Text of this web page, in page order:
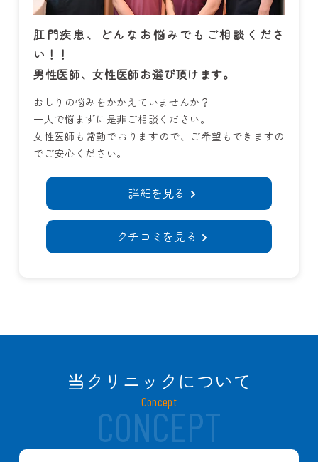
肛門疾患、どんなお悩みでもご相談くださ
い！！
男性医師、女性医師お選び頂けます。
おしりの悩みをかかえていませんか？
一人で悩まずに是非ご相談ください。
女性医師も常勤でおりますので、ご希望もできますの
でご安心ください。
詳細を見る
クチコミを見る
当クリニックについて
Concept